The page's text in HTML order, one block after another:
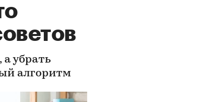
убрать
алгоритм